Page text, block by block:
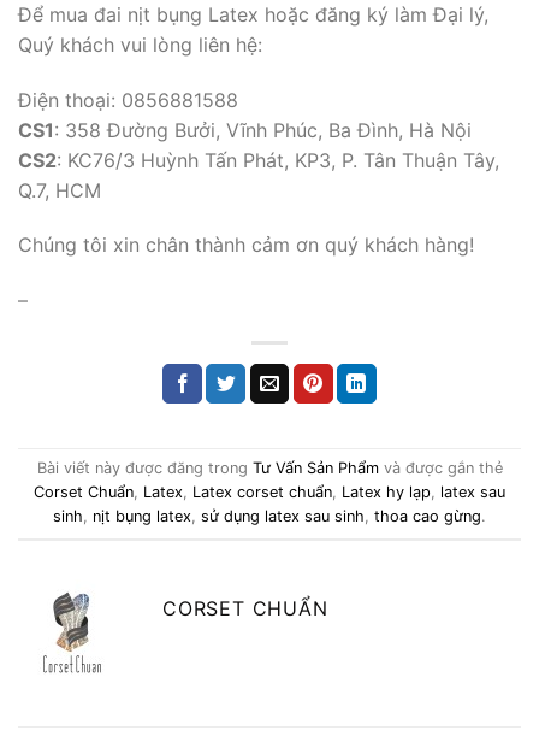
Để mua đai nịt bụng Latex hoặc đăng ký làm Đại lý,
Quý khách vui lòng liên hệ:
Điện thoại: 0856881588
CS1: 358 Đường Bưởi, Vĩnh Phúc, Ba Đình, Hà Nội
CS2: KC76/3 Huỳnh Tấn Phát, KP3, P. Tân Thuận Tây,
Q.7, HCM
Chúng tôi xin chân thành cảm ơn quý khách hàng!
–
Bài viết này được đăng trong Tư Vấn Sản Phẩmvà được gắn thẻ
Corset Chuẩn, Latex, Latex corset chuẩn, Latex hy lạp, latex sau
sinh, nịt bụng latex, sử dụng latex sau sinh, thoa cao gừng.
CORSET CHUẨN